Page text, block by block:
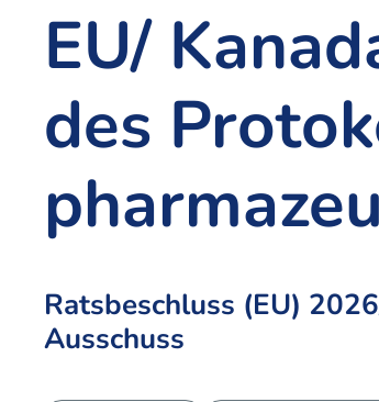
EU/
des
Ratsbeschluss (EU)
Ausschuss